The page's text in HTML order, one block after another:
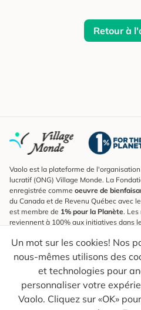
Retour à
Un mot sur les cookies! Nos
nous-mêmes utilisons des
et technologies pour
personnaliser votre
Vaolo. Cliquez sur «OK»
Vaolo est la plateforme de
lucratif (ONG) Village Monde. La
enregistrée comme oeuvre de
du Canada et de Revenu Québec avec
est membre de 1% pour la Planète. Les
reviennent à 100% aux initiatives dans
S'inscrire à l'infolettre
Pour connaître les nouveautés, suivre
astuces pour des voyages plus
Ton courriel